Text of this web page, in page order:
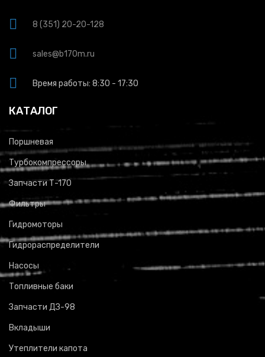
8 (351) 20-20-128
sales@b170m.ru
Время работы: 8:30 - 17:30
КАТАЛОГ
Поршневая
Турбокомпрессоры
Запчасти Т-170
Фильтры
Гидромоторы
Гидрораспределители
Насосы
Топливные баки
Запчасти ДЗ-98
Вкладыши
Утеплители капота